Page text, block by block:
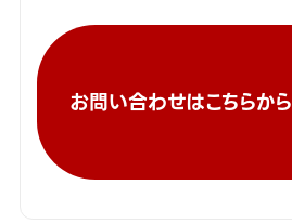
お問い合わせはこちらから